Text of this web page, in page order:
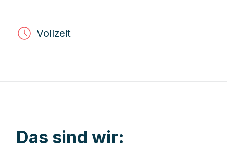
Vollzeit
Das sind wir: